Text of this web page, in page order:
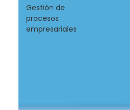
Gestión de
procesos
empresariales